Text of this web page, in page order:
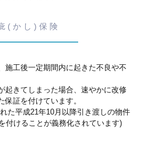
(かし)保険
施工後一定期間内に起きた不良や不
起きてしまった場合、速やかに改修
証を付けています。
た平成21年10月以降引き渡しの物件
付けることが義務化されています)